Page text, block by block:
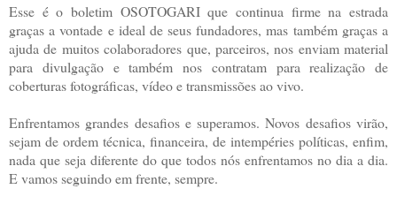
Esse é o boletim OSOTOGARI que continua firme na estrada
graças a vontade e ideal de seus fundadores, mas também graças a
ajuda de muitos colaboradores que, parceiros, nos enviam material
para divulgação e também nos contratam para realização de
coberturas fotográficas, vídeo e transmissões ao vivo.
Enfrentamos grandes desafios e superamos. Novos desafios virão,
sejam de ordem técnica, financeira, de intempéries políticas, enfim,
nada que seja diferente do que todos nós enfrentamos no dia a dia.
E vamos seguindo em frente, sempre.